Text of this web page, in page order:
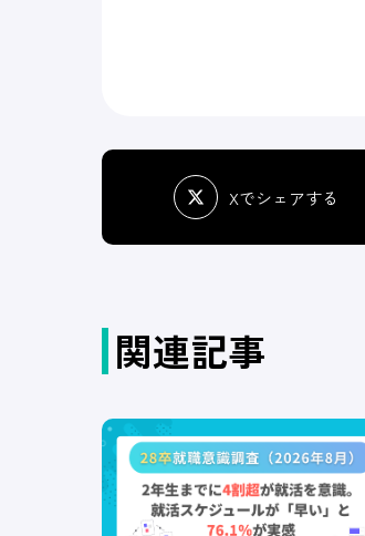
Xでシェアする
関連記事